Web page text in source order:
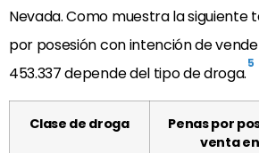
Nevada. Como muestra la siguiente
por posesión con intención de
453.337 depende del tipo de droga.5
Clase de droga
Penas por
venta